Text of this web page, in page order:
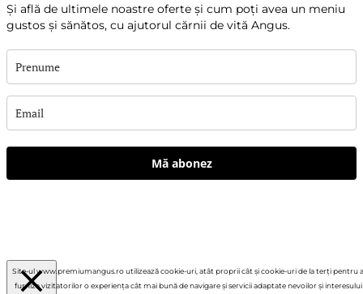
Și află de ultimele noastre oferte și cum poți avea un meniu
gustos și sănătos, cu ajutorul cărnii de vită Angus.
Mă abonez
Site-ul www.premiumangus.ro utilizează cookie-uri, atât proprii cât și cookie-uri de la terți pentru a
furniza vizitatorilor o experiența cât mai bună de navigare și servicii adaptate nevoilor și interesului